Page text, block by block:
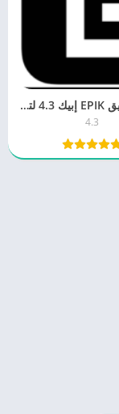
تحميل تطبيق EPIK إبيك 4.3 لتعديل الصور للكمبيوتر والموبايل اخر اصدار
4.3